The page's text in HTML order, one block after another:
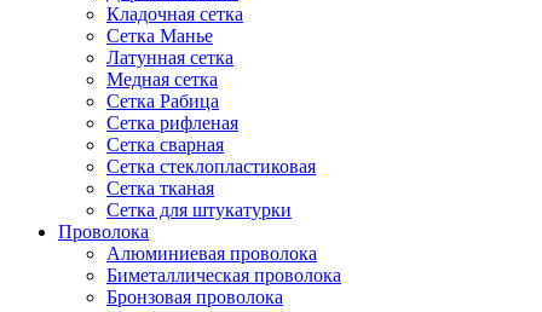
Кладочная сетка
Сетка Манье
Латунная сетка
Медная сетка
Сетка Рабица
Сетка рифленая
Сетка сварная
Сетка стеклопластиковая
Сетка тканая
Сетка для штукатурки
Проволока
Алюминиевая проволока
Биметаллическая проволока
Бронзовая проволока